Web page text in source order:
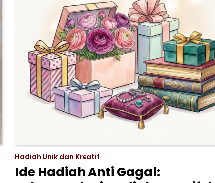
Hadiah Unik dan Kreatif
Ide Hadiah Anti Gagal: